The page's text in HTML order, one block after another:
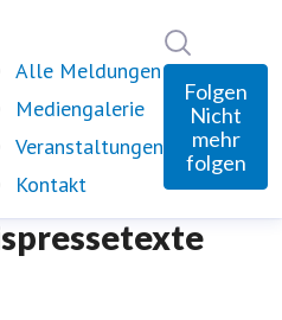
Alle Meldungen
Mediengalerie
Veranstaltungen
Kontakt
Folgen
Nicht
mehr
folgen